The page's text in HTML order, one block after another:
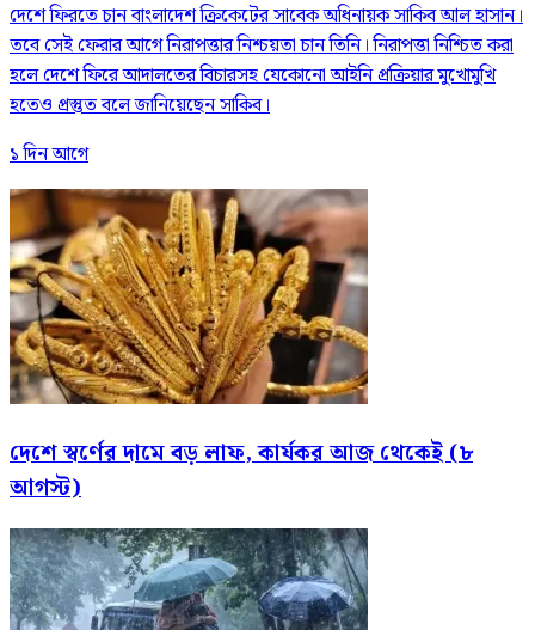
দেশে ফিরতে চান বাংলাদেশ ক্রিকেটের সাবেক অধিনায়ক সাকিব আল হাসান।
তবে সেই ফেরার আগে নিরাপত্তার নিশ্চয়তা চান তিনি। নিরাপত্তা নিশ্চিত করা
হলে দেশে ফিরে আদালতের বিচারসহ যেকোনো আইনি প্রক্রিয়ার মুখোমুখি
হতেও প্রস্তুত বলে জানিয়েছেন সাকিব।
১ দিন আগে
দেশে স্বর্ণের দামে বড় লাফ, কার্যকর আজ থেকেই (৮
আগস্ট)